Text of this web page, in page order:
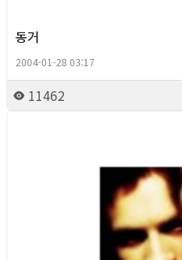
동거
2004-01-28 03:17
11462